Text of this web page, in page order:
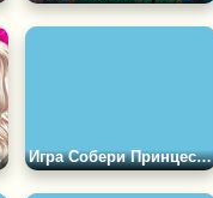
Игра Собери Принцесс на Вечеринку